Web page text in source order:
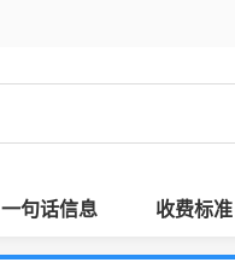
一句话信息 收费标准